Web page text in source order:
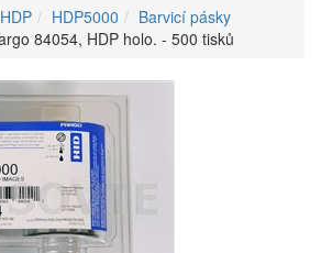
HDP5000
Barvicí pásky
84054, HDP holo. - 500 tisků